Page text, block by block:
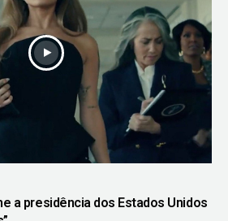
a presidência dos Estados Unidos